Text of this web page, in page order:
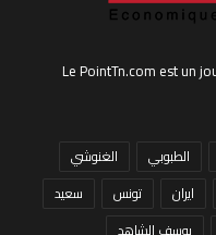
Le PointTn.com est un
الطبوبي
الغنوشي
ايران تونس
سعيد
يوسف الشاهد